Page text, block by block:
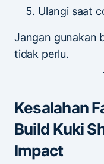
Ulangi saat
Jangan gunakan
tidak perlu.
Kesalahan
Build Kuki
Impact